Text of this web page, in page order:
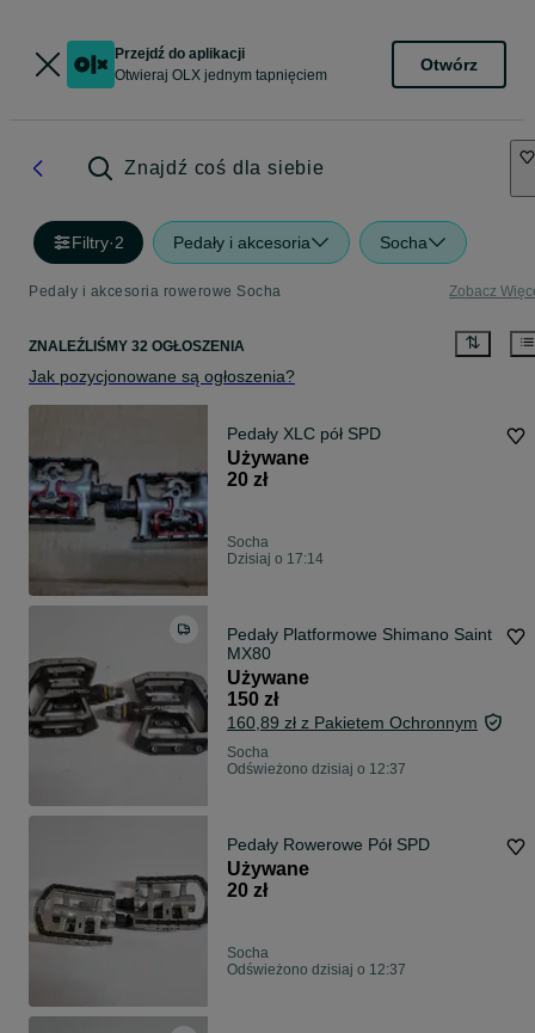
Przejdź do aplikacji
Otwieraj OLX jednym tapnięciem
Otwórz
Znajdź coś dla siebie
Filtry·2 Pedały i akcesoria Socha
Pedały i akcesoria rowerowe Socha Zobacz
ZNALEŹLIŚMY 32 OGŁOSZENIA
Jak pozycjonowane są ogłoszenia?
Pedały XLC pół SPD
Używane
20 zł
Socha
Dzisiaj o 17:14
Pedały Platformowe Shimano Saint
MX80
Używane
150 zł
160,89 zł z Pakietem Ochronnym
Socha
Odświeżono dzisiaj o 12:37
Pedały Rowerowe Pół SPD
Używane
20 zł
Socha
Odświeżono dzisiaj o 12:37